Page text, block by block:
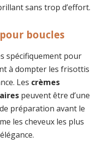
sans trop d’effort.
boucles
spécifiquement pour
à dompter les frisottis
Les crèmes
peuvent être d’une
préparation avant le
les cheveux les plus